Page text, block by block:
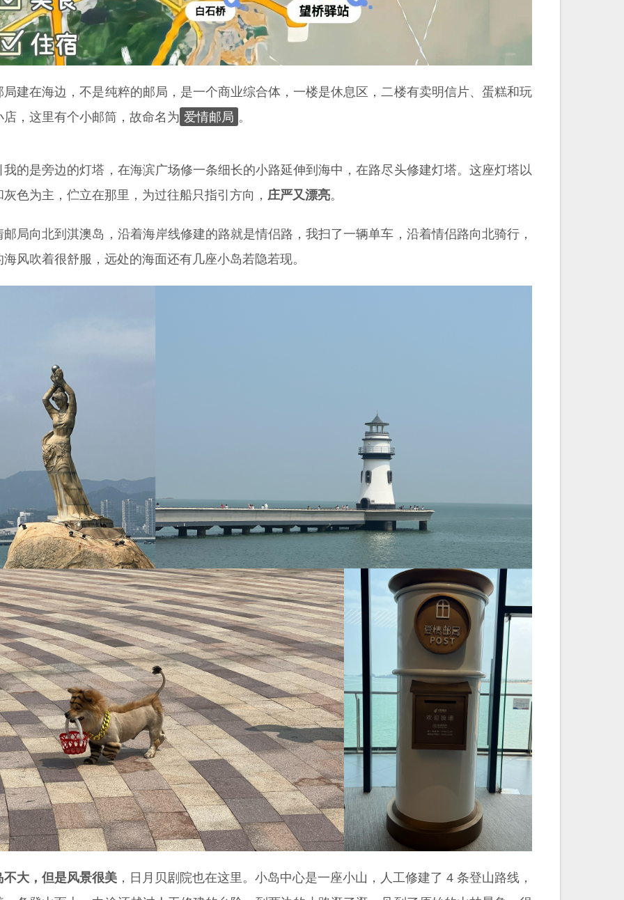
局建在海边，不是纯粹的邮局，是一个商业综合体，一楼是休息区，二楼有卖明信片、蛋糕和玩
店，这里有个小邮筒，故命名为 爱情邮局 。
我的是旁边的灯塔，在海滨广场修一条细长的小路延伸到海中，在路尽头修建灯塔。这座灯塔以
灰色为主，伫立在那里，为过往船只指引方向， 庄严又漂亮。
邮局向北到淇澳岛，沿着海岸线修建的路就是情侣路，我扫了一辆单车，沿着情侣路向北骑行，
海风吹着很舒服，远处的海面还有几座小岛若隐若现。
不大，但是风景很美 ，日月贝剧院也在这里。小岛中心是一座小山，人工修建了 4 条登山路线，